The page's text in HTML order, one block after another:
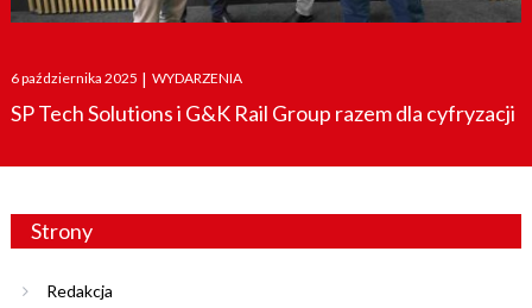
Posted
on
6 października 2025 | WYDARZENIA
SP Tech Solutions i G&K Rail Group razem dla cyfryzacji
Strony
Redakcja